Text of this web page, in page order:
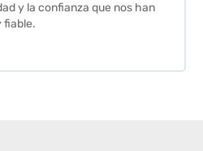
y la confianza que nos han
fiable.